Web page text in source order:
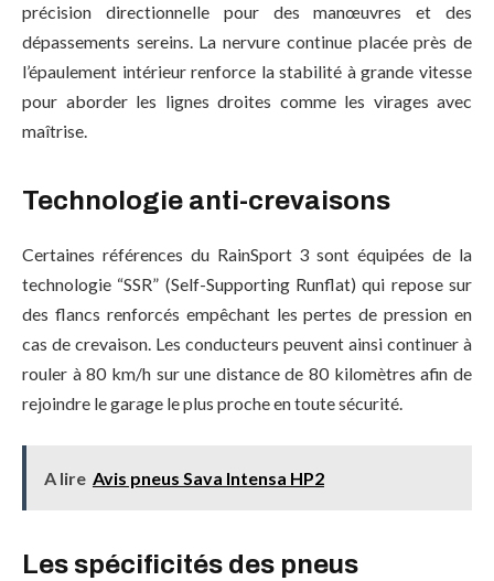
précision directionnelle pour des manœuvres et des
dépassements sereins. La nervure continue placée près de
l’épaulement intérieur renforce la stabilité à grande vitesse
pour aborder les lignes droites comme les virages avec
maîtrise.
Technologie anti-crevaisons
Certaines références du RainSport 3 sont équipées de la
technologie “SSR” (Self-Supporting Runflat) qui repose sur
des flancs renforcés empêchant les pertes de pression en
cas de crevaison. Les conducteurs peuvent ainsi continuer à
rouler à 80 km/h sur une distance de 80 kilomètres afin de
rejoindre le garage le plus proche en toute sécurité.
A lire Avis pneus Sava Intensa HP2
Les spécificités des pneus